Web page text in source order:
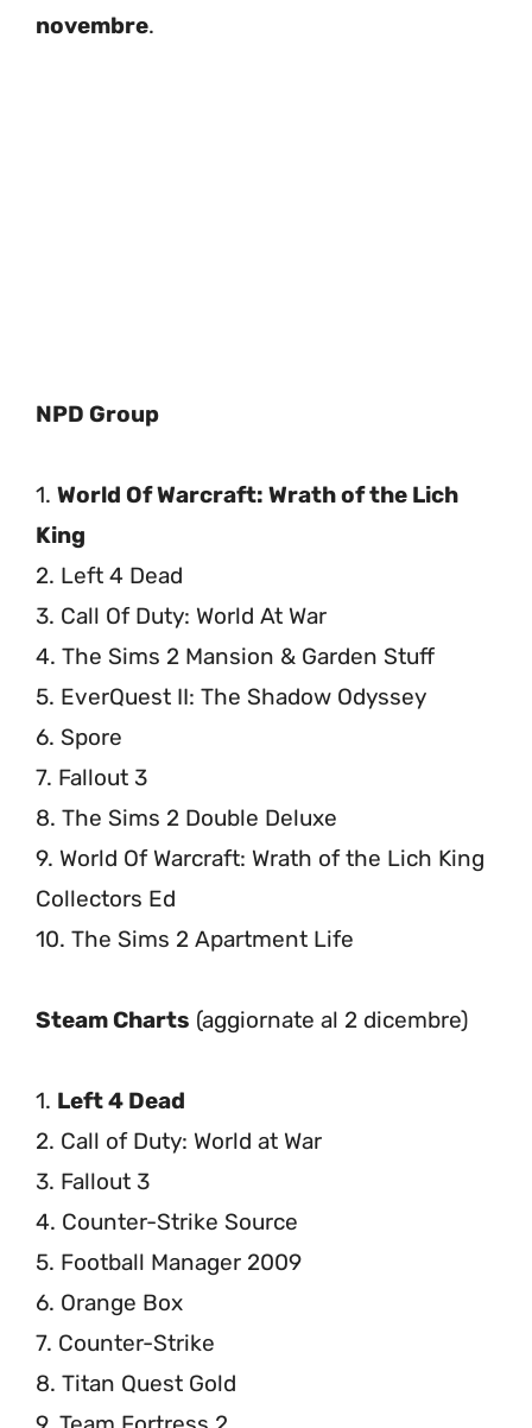
novembre.
NPD Group
1. World Of Warcraft: Wrath of the Lich
King
2. Left 4 Dead
3. Call Of Duty: World At War
4. The Sims 2 Mansion & Garden Stuff
5. EverQuest II: The Shadow Odyssey
6. Spore
7. Fallout 3
8. The Sims 2 Double Deluxe
9. World Of Warcraft: Wrath of the Lich King
Collectors Ed
10. The Sims 2 Apartment Life
Steam Charts (aggiornate al 2 dicembre)
1. Left 4 Dead
2. Call of Duty: World at War
3. Fallout 3
4. Counter-Strike Source
5. Football Manager 2009
6. Orange Box
7. Counter-Strike
8. Titan Quest Gold